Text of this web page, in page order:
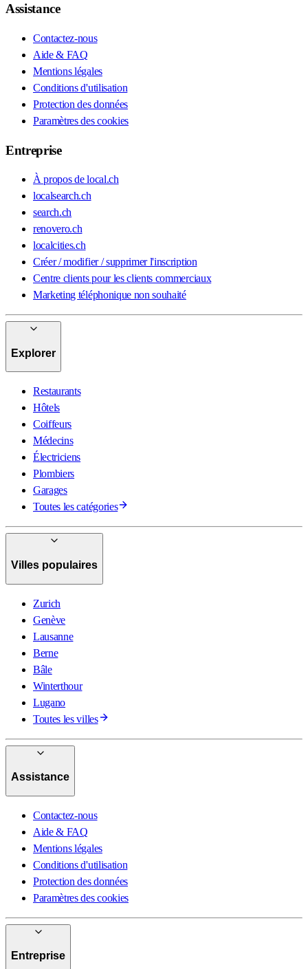
Assistance
Contactez-nous
Aide & FAQ
Mentions légales
Conditions d'utilisation
Protection des données
Paramètres des cookies
Entreprise
À propos de local.ch
localsearch.ch
search.ch
renovero.ch
localcities.ch
Créer / modifier / supprimer l'inscription
Centre clients pour les clients commerciaux
Marketing téléphonique non souhaité
Explorer
Restaurants
Hôtels
Coiffeurs
Médecins
Électriciens
Plombiers
Garages
Toutes les catégories
Villes populaires
Zurich
Genève
Lausanne
Berne
Bâle
Winterthour
Lugano
Toutes les villes
Assistance
Contactez-nous
Aide & FAQ
Mentions légales
Conditions d'utilisation
Protection des données
Paramètres des cookies
Entreprise